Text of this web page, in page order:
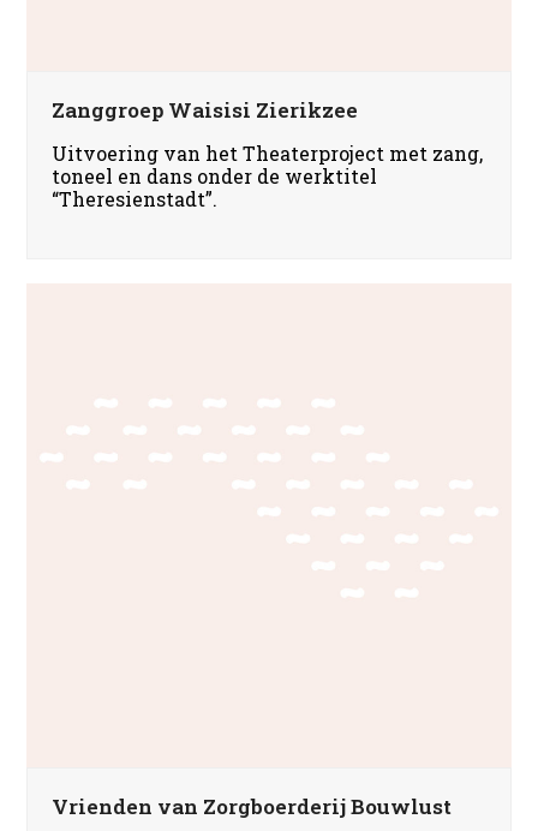
Zanggroep Waisisi Zierikzee
Uitvoering van het Theaterproject met zang,
toneel en dans onder de werktitel
“Theresienstadt”.
Vrienden van Zorgboerderij Bouwlust